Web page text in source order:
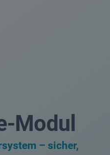
Modul
– sicher,